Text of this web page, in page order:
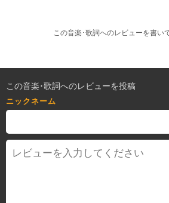
この音楽･歌詞へのレビューを書い
この音楽･歌詞へのレビューを投稿
ニックネーム